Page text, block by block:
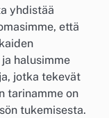
yhdistää
että
halusimme
jotka tekevät
tarinamme on
tukemisesta.